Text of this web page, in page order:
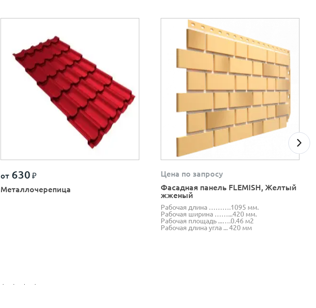
от 630 ₽
Металлочерепица
Цена по запросу
Фасадная панель FLEMISH, Желтый
жженый
Рабочая длина ……….1095 мм.
Рабочая ширина ……...420 мм.
Рабочая площадь ...….0.46 м2
Рабочая длина угла ... 420 мм